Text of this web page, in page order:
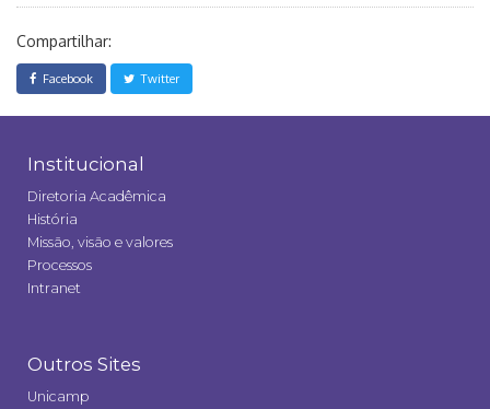
Compartilhar:
Facebook Twitter
Institucional
Diretoria Acadêmica
História
Missão, visão e valores
Processos
Intranet
Outros Sites
Unicamp